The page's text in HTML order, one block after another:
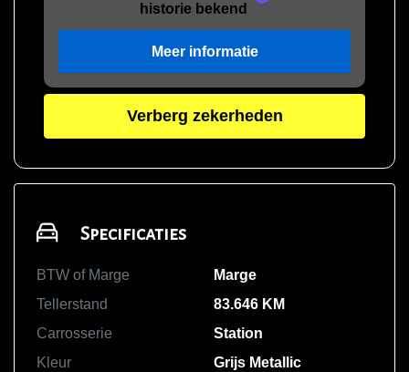
historie bekend
Meer informatie
Verberg zekerheden
Specificaties
BTW of Marge
Marge
Tellerstand
83.646 KM
Carrosserie
Station
Kleur
Grijs Metallic